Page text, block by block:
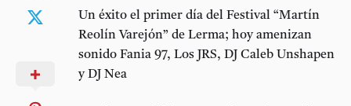
Un éxito el primer día del Festival “Martín
Reolín Varejón” de Lerma; hoy amenizan
sonido Fania 97, Los JRS, DJ Caleb Unshapen
y DJ Nea